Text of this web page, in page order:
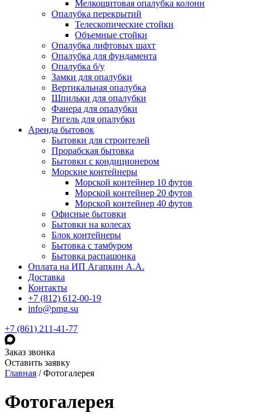
Мелкощитовая опалубка колонн
Опалубка перекрытий
Телескопические стойки
Объемные стойки
Опалубка лифтовых шахт
Опалубка для фундамента
Опалубка б/у
Замки для опалубки
Вертикальная опалубка
Шпильки для опалубки
Фанера для опалубки
Ригель для опалубки
Аренда бытовок
Бытовки для строителей
Прорабская бытовка
Бытовки с кондиционером
Морские контейнеры
Морской контейнер 10 футов
Морской контейнер 20 футов
Морской контейнер 40 футов
Офисные бытовки
Бытовки на колесах
Блок контейнеры
Бытовка с тамбуром
Бытовка распашонка
Оплата на ИП Агапкин А.А.
Доставка
Контакты
+7 (812) 612-00-19
info@pmg.su
+7 (861) 211-41-77
Заказ звонка
Оставить заявку
Главная /Фотогалерея
Фотогалерея